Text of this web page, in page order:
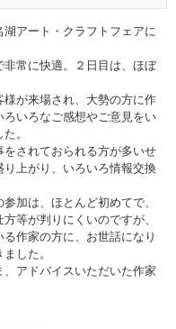
アート・クラフトフェアに
常に快適。２日目は、ほぼ
が来場され、大勢の方に作
いろなご感想やご意見をい
。
されておられる方が多いせ
上がり、いろいろ情報交換
加は、ほとんど初めてで、
等が判りにくいのですが、
作家の方に、お世話になり
した。
アドバイスいただいた作家